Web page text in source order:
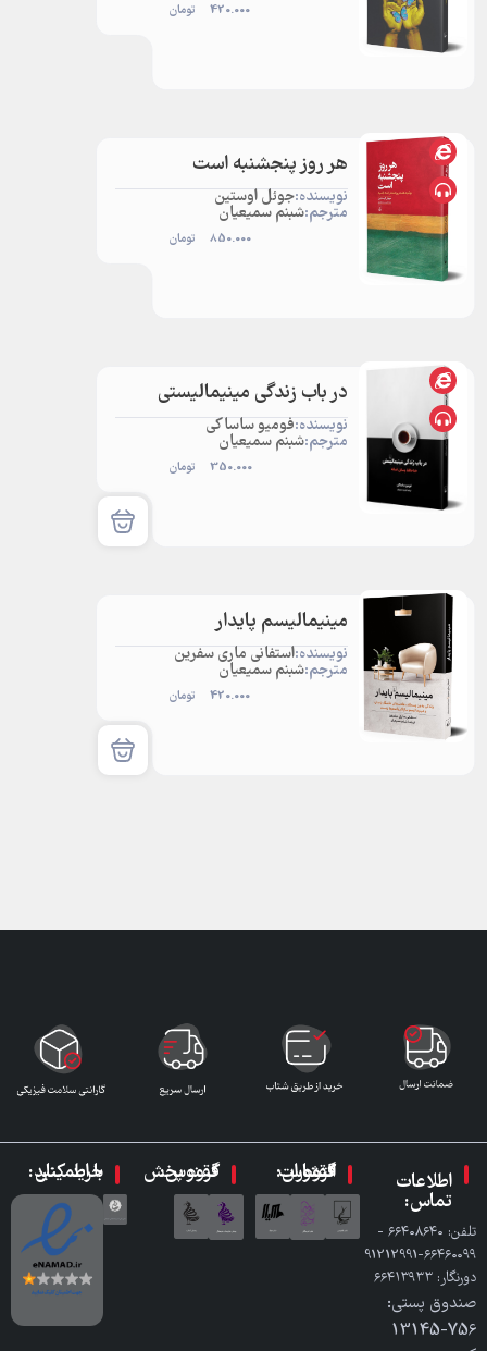
420.000 تومان
هر روز پنجشنبه است
نویسنده:جوئل اوستین
مترجم:شبنم سمیعیان
850.000 تومان
در باب زندگی مینیمالیستی
نویسنده:فومیو ساساکی
مترجم:شبنم سمیعیان
350.000 تومان
مینیمالیسم پایدار
نویسنده:استفانی ماری سفرین
مترجم:شبنم سمیعیان
420.000 تومان
اطلاعات
تماس:
تلفن: ٦٦٤٠٨٦٤٠ -
٦٦٤٦٠٠٩٩-91212991
دورنگار: ٦٦٤١٣٩٣٣
صندوق پستی:
756-13145
گروه انتشارات ققنوس: گروه پخش ققنوس: با اطمینان خرید کنید: